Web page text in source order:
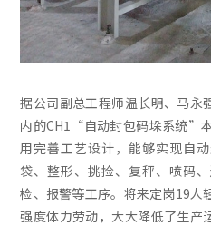
据公司副总工程师温长明、马
内的CH1“自动封包码垛系统”
用完善工艺设计，能够实现自
袋、整形、挑捡、复秤、喷码
检、报警等工序。将来定岗19人
强度体力劳动，大大降低了生产